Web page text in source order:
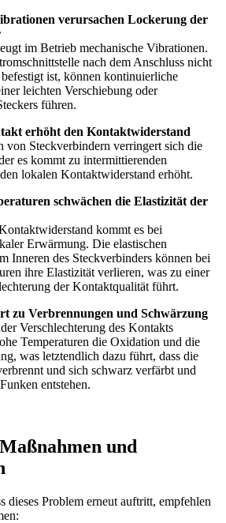
verursachen Lockerung der
im Betrieb mechanische Vibrationen.
nach dem Anschluss nicht
ist, können kontinuierliche
leichten Verschiebung oder
führen.
erhöht den Kontaktwiderstand
von Steckverbindern verringert sich die
es kommt zu intermittierenden
lokalen Kontaktwiderstand erhöht.
schwächen die Elastizität der
kommt es bei
Erwärmung. Die elastischen
Inneren des Steckverbinders können bei
ihre Elastizität verlieren, was zu einer
der Kontaktqualität führt.
zu Verbrennungen und Schwärzung
Verschlechterung des Kontakts
Temperaturen die Oxidation und die
was letztendlich dazu führt, dass die
und sich schwarz verfärbt und
entstehen.
und
dieses Problem erneut auftritt, empfehlen